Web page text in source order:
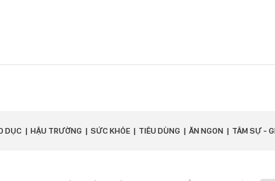
DỤC HẬU TRƯỜNG SỨC KHỎE TIÊU DÙNG ĂN NGON TÂM SỰ -